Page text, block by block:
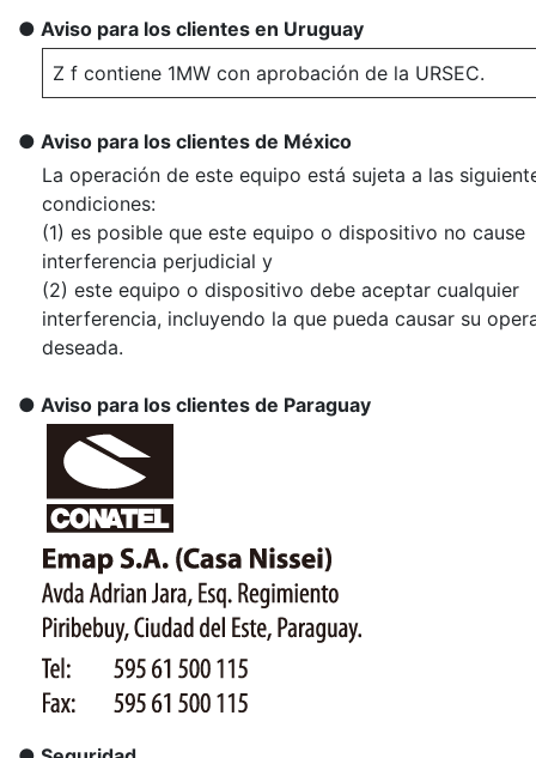
Aviso para los clientes en Uruguay
Z f contiene 1MW con aprobación de la URSEC.
Aviso para los clientes de México
La operación de este equipo está sujeta a las
condiciones:
(1) es posible que este equipo o dispositivo no cause
interferencia perjudicial y
(2) este equipo o dispositivo debe aceptar cualquier
interferencia, incluyendo la que pueda causar su
deseada.
Aviso para los clientes de Paraguay